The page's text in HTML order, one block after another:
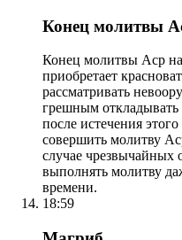
Конец молитвы
Конец молитвы Аср
приобретает
рассматривать
грешным откладывать
после истечения
совершить молитву
случае чрезвычайных
выполнять молитву
времени.
18:59